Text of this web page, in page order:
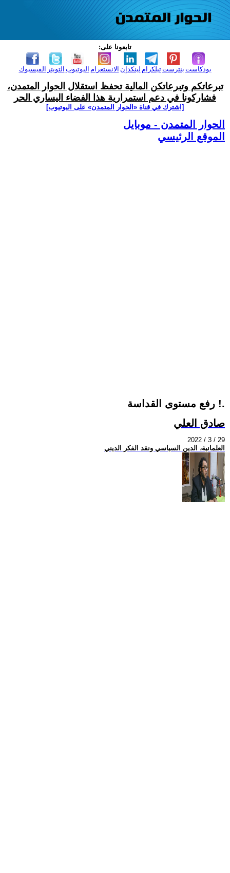
تابعونا على:
الفيسبوك التويتر اليوتيوب الانستغرام لينكدإن تيلكرامبنترست بودكاست
تبرعاتكم وتبرعاتكن المالية تحفظ استقلال الحوار المتمدن،
فشاركونا في دعم استمرارية هذا الفضاء اليساري الحر
[اشترك في قناة ‫«الحوار المتمدن» على اليوتيوب]
الحوار المتمدن - موبايل
الموقع الرئيسي
رفع مستوى القداسة !.
صادق العلي
2022 / 3 / 29
العلمانية، الدين السياسي ونقد الفكر الديني